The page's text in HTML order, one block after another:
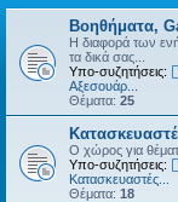
Βοηθήματα,
Η διαφορά των
τα δικά σας...
Υπο-συζητήσεις:
Αξεσουάρ...
Θέματα: 25
Ο χώρος για
Υπο-συζητήσεις:
Κατασκευαστές...
Θέματα: 18